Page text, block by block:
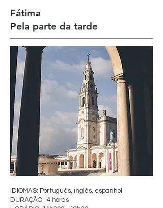
Fátima
Pela parte da tarde
IDIOMAS: Português, inglês, espanhol
DURAÇÃO: 4 horas